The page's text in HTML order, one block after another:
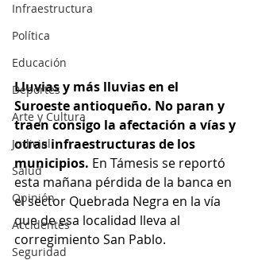
Infraestructura
Política
Educación
Deportes
Arte y Cultura
Judicial
Salud
Opinión
Accidentes
Seguridad
Lluvias y más lluvias en el
Suroeste antioqueño. No paran y
traen consigo la afectación a vías y
otras infraestructuras de los
municipios. En Támesis se reportó
esta mañana pérdida de la banca en
el sector Quebrada Negra en la vía
que de esa localidad lleva al
corregimiento San Pablo.